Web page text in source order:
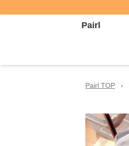
Pairl
Pairl TOP ›